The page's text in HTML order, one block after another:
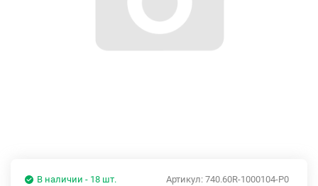
Артикул: 740.60R-1000104-Р0
В наличии - 18 шт.